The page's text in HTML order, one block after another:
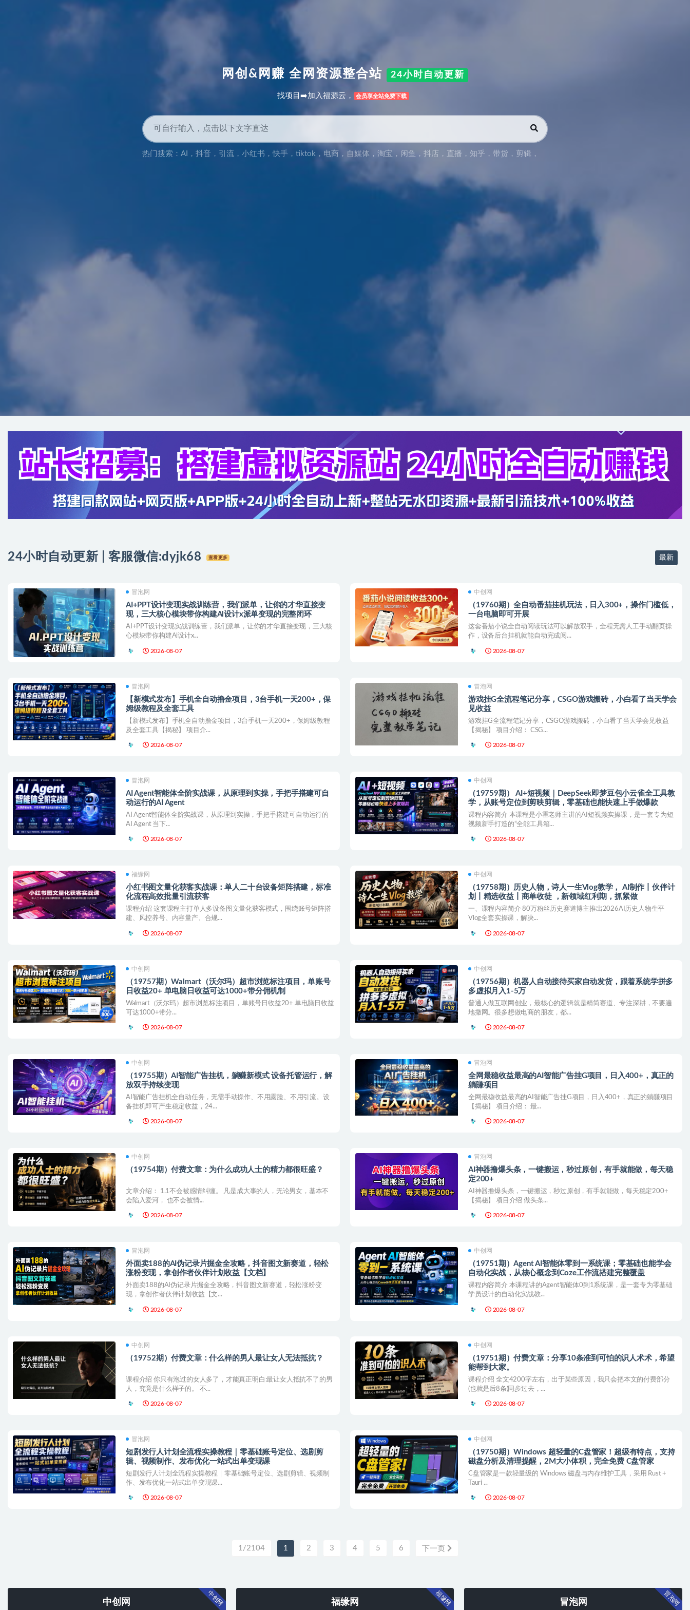
网创&网赚 全网资源整合站 24小时自动更新
找项目➡️加入福源云， 会员享全站免费下载
热门搜索： AI ， 抖音 ， 引流 ， 小红书 ， 快手 ， tiktok ， 电商 ， 自媒体 ， 淘宝 ， 闲鱼 ， 抖店 ， 直播 ， 知乎 ， 带货 ， 剪辑 ，
24小时自动更新 | 客服微信:dyjk68 查看更多 最新
冒泡网
AI+PPT设计变现实战训练营，我们派单，让你的才华直接变
现，三大核心模块带你构建Al设计x派单变现的完整闭环
AI+PPT设计变现实战训练营，我们派单，让你的才华直接变现，三大核
心模块带你构建Al设计x...
2026-08-07
中创网
（19760期）全自动番茄挂机玩法，日入300+，操作门槛低，
一台电脑即可开展
这套番茄小说全自动阅读玩法可以解放双手，全程无需人工手动翻页操
作，设备后台挂机就能自动完成阅...
2026-08-07
冒泡网
【新模式发布】手机全自动撸金项目，3台手机一天200+，保
姆级教程及全套工具
【新模式发布】手机全自动撸金项目，3台手机一天200+，保姆级教程
及全套工具【揭秘】 项目介...
2026-08-07
冒泡网
游戏挂G全流程笔记分享，CSGO游戏搬砖，小白看了当天学会
见收益
游戏挂G全流程笔记分享，CSGO游戏搬砖，小白看了当天学会见收益
【揭秘】 项目介绍： CSG...
2026-08-07
冒泡网
AI Agent智能体全阶实战课，从原理到实操，手把手搭建可自
动运行的AI Agent
AI Agent智能体全阶实战课，从原理到实操，手把手搭建可自动运行的
AI Agent 当下...
2026-08-07
中创网
（19759期） AI+短视频｜DeepSeek即梦豆包小云雀全工具教
学，从账号定位到剪映剪辑，零基础也能快速上手做爆款
课程内容简介 本课程是小霍老师主讲的AI短视频实操课，是一套专为短
视频新手打造的“全能工具箱...
2026-08-07
福缘网
小红书图文量化获客实战课：单人二十台设备矩阵搭建，标准
化流程高效批量引流获客
课程介绍 这套课程主打单人多设备图文量化获客模式，围绕账号矩阵搭
建、风控养号、内容量产、合规...
2026-08-07
中创网
（19758期）历史人物，诗人一生Vlog教学， AI制作丨伙伴计
划丨精选收益丨商单收徒 ，新领域红利期，抓紧做
一、课程内容简介 80万粉丝历史赛道博主推出2026AI历史人物生平
Vlog全套实操课，解决...
2026-08-07
中创网
（19757期）Walmart（沃尔玛）超市浏览标注项目，单账号
日收益20+ 单电脑日收益可达1000+带分佣机制
Walmart（沃尔玛）超市浏览标注项目，单账号日收益20+ 单电脑日收益
可达1000+带分...
2026-08-07
中创网
（19756期）机器人自动接待买家自动发货，跟着系统学拼多
多虚拟月入1-5万
普通人做互联网创业，最核心的逻辑就是精简赛道、专注深耕，不要遍
地撒网。很多想做电商的朋友，都...
2026-08-07
中创网
（19755期）AI智能广告挂机，躺赚新模式 设备托管运行，解
放双手持续变现
AI智能广告挂机全自动任务，无需手动操作、不用露脸、不用引流。设
备挂机即可产生稳定收益，24...
2026-08-07
冒泡网
全网最稳收益最高的AI智能广告挂G项目，日入400+，真正的
躺賺项目
全网最稳收益最高的AI智能广告挂G项目，日入400+，真正的躺賺项目
【揭秘】 项目介绍： 最...
2026-08-07
中创网
（19754期）付费文章：为什么成功人士的精力都很旺盛？
文章介绍： 1.1不会被感情纠缠。 凡是成大事的人，无论男女，基本不
会陷入爱河， 也不会被情...
2026-08-07
冒泡网
AI神器撸爆头条，一键搬运，秒过原创，有手就能做，每天稳
定200+
AI神器撸爆头条，一键搬运，秒过原创，有手就能做，每天稳定200+
【揭秘】 项目介绍 做头条...
2026-08-07
冒泡网
外面卖188的AI伪记录片掘金全攻略，抖音图文新赛道，轻松
涨粉变现，拿创作者伙伴计划收益【文档】
外面卖188的AI伪记录片掘金全攻略，抖音图文新赛道，轻松涨粉变
现，拿创作者伙伴计划收益【文...
2026-08-07
中创网
（19751期）Agent AI智能体零到一系统课；零基础也能学会
自动化实战，从核心概念到Coze工作流搭建完整覆盖
课程内容简介 本课程讲的Agent智能体0到1系统课，是一套专为零基础
学员设计的自动化实战教...
2026-08-07
中创网
（19752期）付费文章：什么样的男人最让女人无法抵抗？
课程介绍 你只有泡过的女人多了，才能真正明白:最让女人抵抗不了的男
人，究竟是什么样子的。 不...
2026-08-07
中创网
（19751期）付费文章：分享10条准到可怕的识人术术，希望
能帮到大家。
课程介绍 全文4200字左右，出于某些原因，我只会把本文的付费部分
(也就是后8条)同步过去，...
2026-08-07
冒泡网
短剧发行人计划全流程实操教程｜零基础账号定位、选剧剪
辑、视频制作、发布优化一站式出单变现课​
短剧发行人计划全流程实操教程｜零基础账号定位、选剧剪辑、视频制
作、发布优化一站式出单变现课​...
2026-08-07
中创网
（19750期）Windows 超轻量的C盘管家！超级有特点，支持
磁盘分析及清理提醒，2M大小体积，完全免费 C盘管家
C盘管家是一款轻量级的 Windows 磁盘与内存维护工具，采用 Rust +
Tauri ...
2026-08-07
1/2104 1 2 3 4 5 6 下一页
中创网 中创网 福缘网 福缘网 冒泡网 冒泡网